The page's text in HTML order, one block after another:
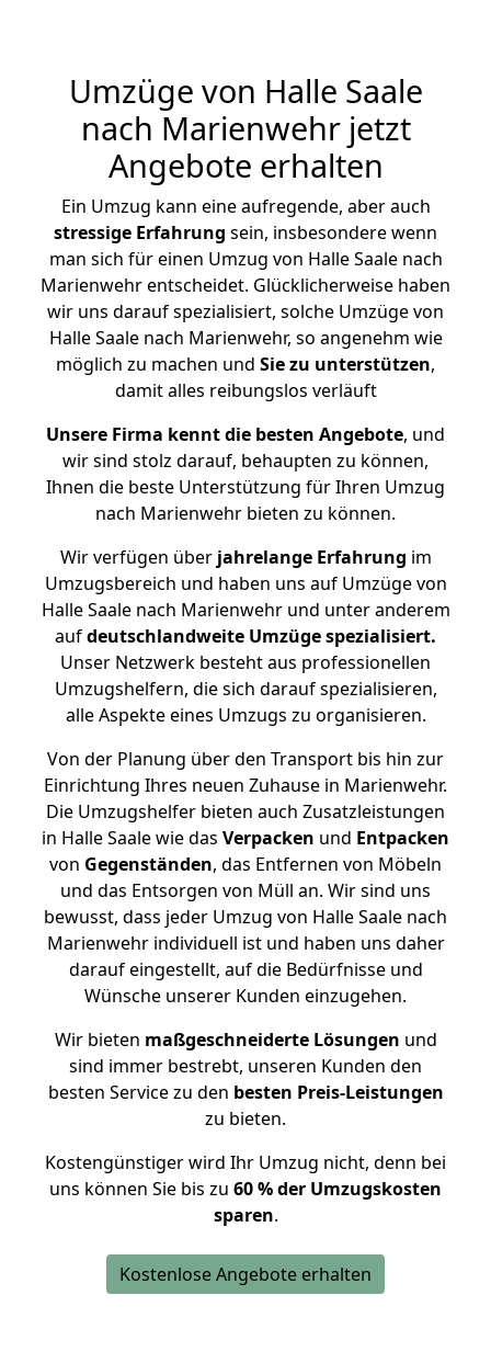
Umzüge von Halle Saale
nach Marienwehr jetzt
Angebote erhalten
Ein Umzug kann eine aufregende, aber auch
stressige Erfahrung sein, insbesondere wenn
man sich für einen Umzug von Halle Saale nach
Marienwehr entscheidet. Glücklicherweise haben
wir uns darauf spezialisiert, solche Umzüge von
Halle Saale nach Marienwehr, so angenehm wie
möglich zu machen und Sie zu unterstützen,
damit alles reibungslos verläuft
Unsere Firma kennt die besten Angebote, und
wir sind stolz darauf, behaupten zu können,
Ihnen die beste Unterstützung für Ihren Umzug
nach Marienwehr bieten zu können.
Wir verfügen überjahrelange Erfahrung im
Umzugsbereich und haben uns auf Umzüge von
Halle Saale nach Marienwehr und unter anderem
aufdeutschlandweite Umzüge spezialisiert.
Unser Netzwerk besteht aus professionellen
Umzugshelfern, die sich darauf spezialisieren,
alle Aspekte eines Umzugs zu organisieren.
Von der Planung über den Transport bis hin zur
Einrichtung Ihres neuen Zuhause in Marienwehr.
Die Umzugshelfer bieten auch Zusatzleistungen
in Halle Saale wie das Verpacken und Entpacken
von Gegenständen, das Entfernen von Möbeln
und das Entsorgen von Müll an. Wir sind uns
bewusst, dass jeder Umzug von Halle Saale nach
Marienwehr individuell ist und haben uns daher
darauf eingestellt, auf die Bedürfnisse und
Wünsche unserer Kunden einzugehen.
Wir bieten maßgeschneiderte Lösungen und
sind immer bestrebt, unseren Kunden den
besten Service zu den besten Preis-Leistungen
zu bieten.
Kostengünstiger wird Ihr Umzug nicht, denn bei
uns können Sie bis zu 60 % der Umzugskosten
sparen.
Kostenlose Angebote erhalten